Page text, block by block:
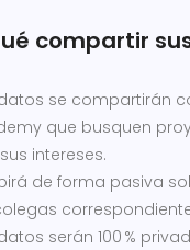
compartir
se compartirán
que busquen
intereses.
de forma pasiva
serán 100 %